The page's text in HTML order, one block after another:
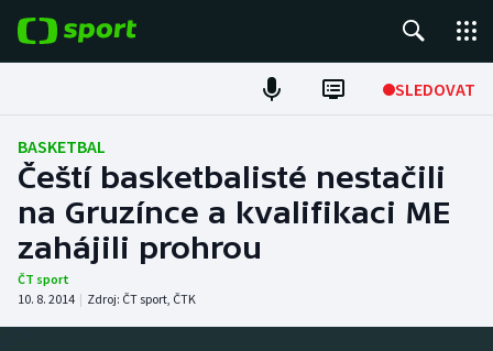
SLEDOVAT
Fotbal
Hokej
Tenis
Atletika
BASKETBAL
Čeští basketbalisté nestačili
na Gruzínce a kvalifikaci ME
zahájili prohrou
ČT sport
10. 8. 2014 | Zdroj: ČT sport, ČTK